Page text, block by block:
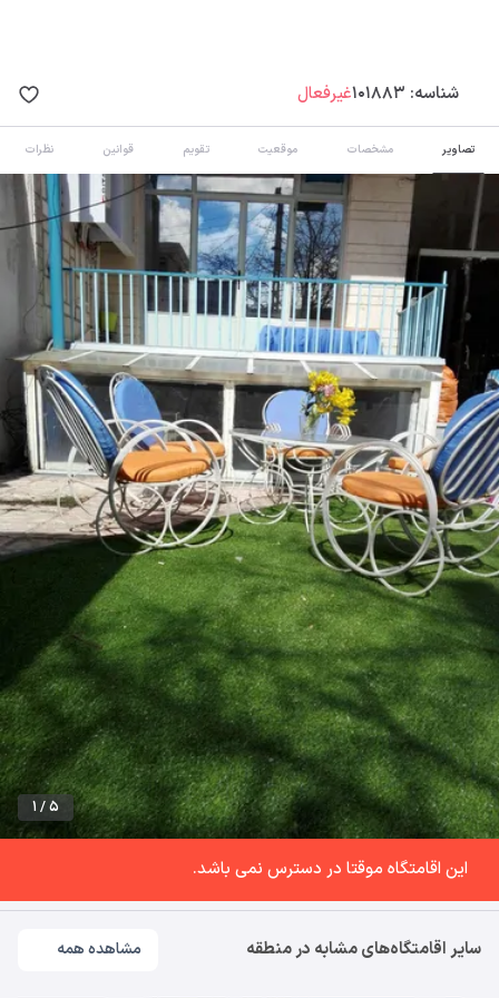
شناسه: 101883غیرفعال
تصاویر مشخصات موقعیت تقویم قوانین نظرات
1 / 5
این اقامتگاه موقتا در دسترس نمی باشد.
سایر اقامتگاه‌های مشابه در منطقه مشاهده همه